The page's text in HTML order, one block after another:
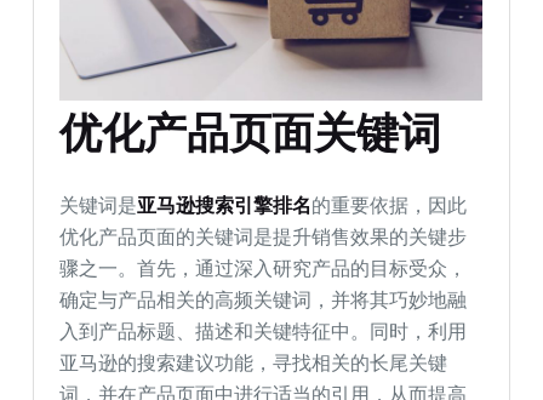
优化产品页面关键词
关键词是亚马逊搜索引擎排名的重要依据，因此
优化产品页面的关键词是提升销售效果的关键步
骤之一。首先，通过深入研究产品的目标受众，
确定与产品相关的高频关键词，并将其巧妙地融
入到产品标题、描述和关键特征中。同时，利用
亚马逊的搜索建议功能，寻找相关的长尾关键
词，并在产品页面中进行适当的引用，从而提高